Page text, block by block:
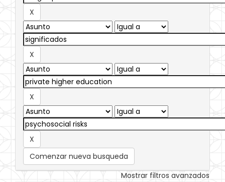
Comenzar nueva busqueda
Mostrar filtros avanzados